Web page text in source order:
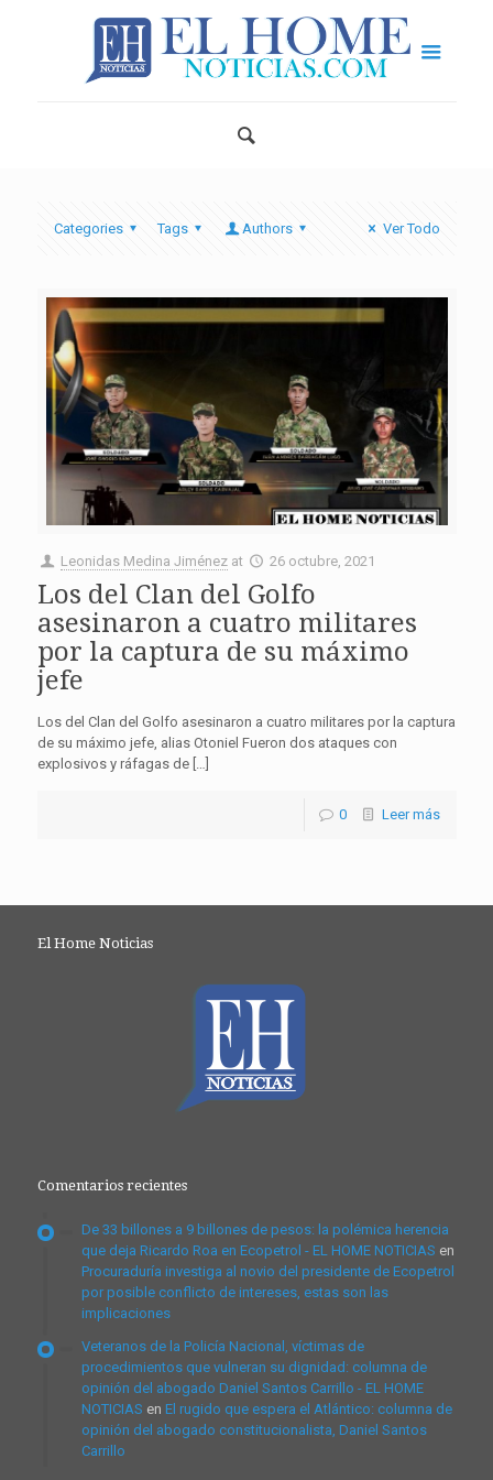
Categories Tags Authors Ver Todo
Leonidas Medina Jiménez at 26 octubre, 2021
Los del Clan del Golfo
asesinaron a cuatro militares
por la captura de su máximo
jefe
Los del Clan del Golfo asesinaron a cuatro militares por la captura
de su máximo jefe, alias Otoniel Fueron dos ataques con
explosivos y ráfagas de […]
0 Leer más
El Home Noticias
Comentarios recientes
De 33 billones a 9 billones de pesos: la polémica herencia
que deja Ricardo Roa en Ecopetrol - EL HOME NOTICIAS en
Procuraduría investiga al novio del presidente de Ecopetrol
por posible conflicto de intereses, estas son las
implicaciones
Veteranos de la Policía Nacional, víctimas de
procedimientos que vulneran su dignidad: columna de
opinión del abogado Daniel Santos Carrillo - EL HOME
NOTICIAS en El rugido que espera el Atlántico: columna de
opinión del abogado constitucionalista, Daniel Santos
Carrillo